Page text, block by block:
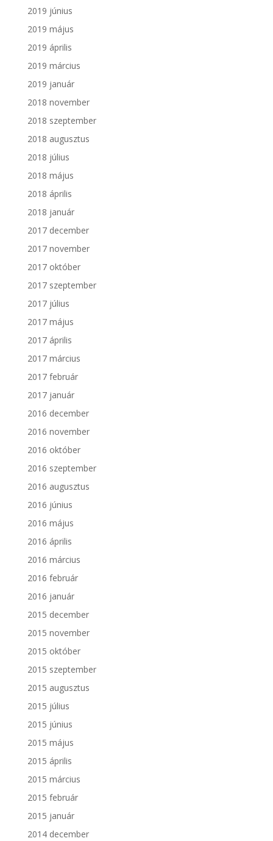
2019 június
2019 május
2019 április
2019 március
2019 január
2018 november
2018 szeptember
2018 augusztus
2018 július
2018 május
2018 április
2018 január
2017 december
2017 november
2017 október
2017 szeptember
2017 július
2017 május
2017 április
2017 március
2017 február
2017 január
2016 december
2016 november
2016 október
2016 szeptember
2016 augusztus
2016 június
2016 május
2016 április
2016 március
2016 február
2016 január
2015 december
2015 november
2015 október
2015 szeptember
2015 augusztus
2015 július
2015 június
2015 május
2015 április
2015 március
2015 február
2015 január
2014 december